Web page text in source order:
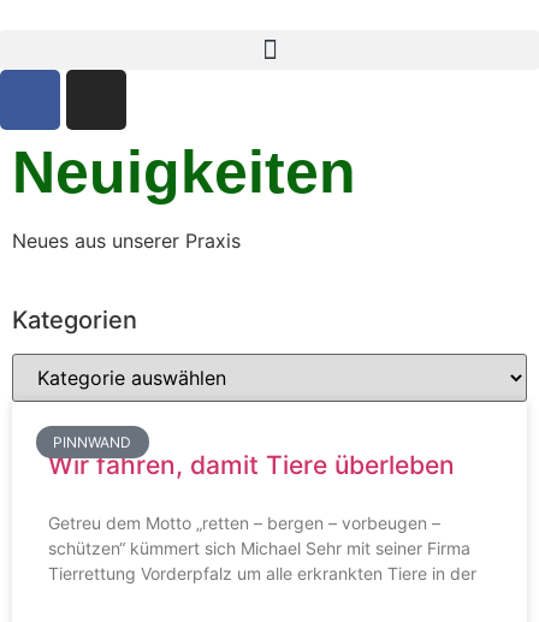
Neuigkeiten
Neues aus unserer Praxis
Kategorien
PINNWAND
Wir fahren, damit Tiere überleben
Getreu dem Motto „retten – bergen – vorbeugen –
schützen“ kümmert sich Michael Sehr mit seiner Firma
Tierrettung Vorderpfalz um alle erkrankten Tiere in der